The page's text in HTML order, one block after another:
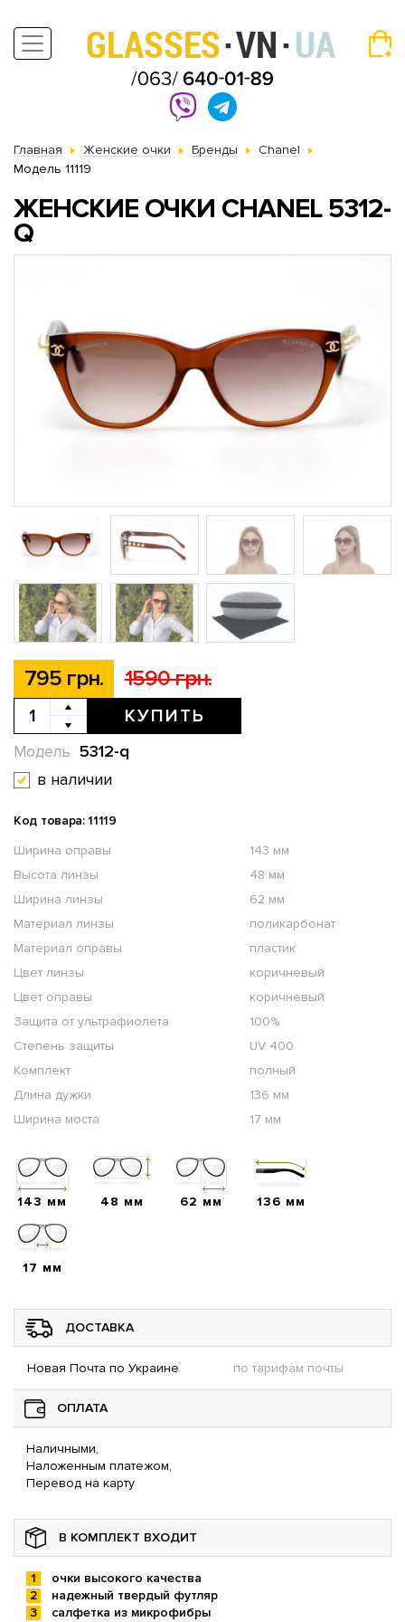
Главная Женские очки Бренды
Chanel
Модель 11119
ЖЕНСКИЕ ОЧКИ CHANEL 5312-
Q
795 грн. 1590 грн.
КУПИТЬ
5312-q
Модель
в наличии
Код товара: 11119
Ширина оправы
143 мм
Высота линзы
48 мм
Ширина линзы
62 мм
Материал линзы
поликарбонат
Материал оправы
пластик
Цвет линзы
коричневый
Цвет оправы
коричневый
Защита от ультрафиолета
100%
Степень защиты
UV 400
Комплект
полный
Длина дужки
136 мм
Ширина моста
17 мм
143 мм 48 мм 62 мм 136 мм
17 мм
ДОСТАВКА
Новая Почта по Украине по тарифам почты
ОПЛАТА
Наличными,
Наложенным платежом,
Перевод на карту
В КОМПЛЕКТ ВХОДИТ
очки высокого качества
надежный твердый футляр
салфетка из микрофибры